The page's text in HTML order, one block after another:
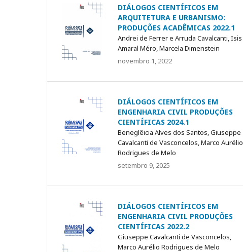
DIÁLOGOS CIENTÍFICOS EM
ARQUITETURA E URBANISMO:
PRODUÇÕES ACADÊMICAS 2022.1
Andrei de Ferrer e Arruda Cavalcanti, Isis
Amaral Méro, Marcela Dimenstein
novembro 1, 2022
DIÁLOGOS CIENTÍFICOS EM
ENGENHARIA CIVIL PRODUÇÕES
CIENTÍFICAS 2024.1
Beneglêicia Alves dos Santos, Giuseppe
Cavalcanti de Vasconcelos, Marco Aurélio
Rodrigues de Melo
setembro 9, 2025
DIÁLOGOS CIENTÍFICOS EM
ENGENHARIA CIVIL PRODUÇÕES
CIENTÍFICAS 2022.2
Giuseppe Cavalcanti de Vasconcelos,
Marco Aurélio Rodrigues de Melo